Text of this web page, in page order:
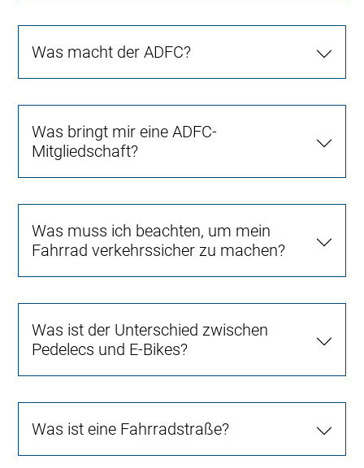
Was macht der ADFC?
Was bringt mir eine ADFC-
Mitgliedschaft?
Was muss ich beachten, um mein
Fahrrad verkehrssicher zu machen?
Was ist der Unterschied zwischen
Pedelecs und E-Bikes?
Was ist eine Fahrradstraße?